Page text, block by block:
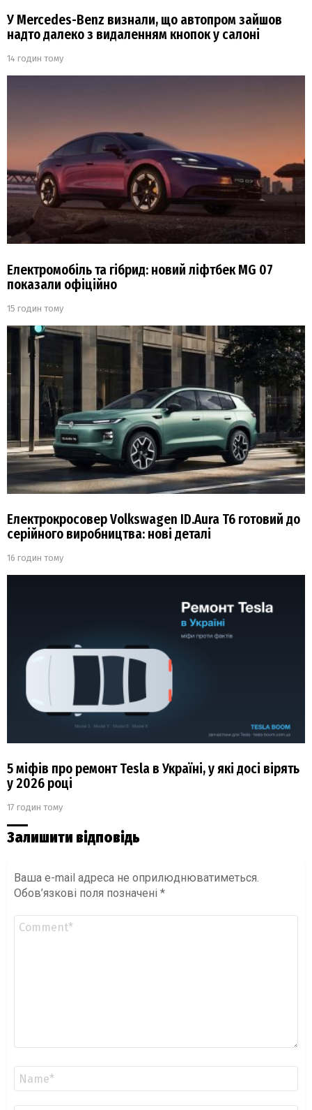
У Mercedes-Benz визнали, що автопром зайшов
надто далеко з видаленням кнопок у салоні
14 годин тому
Електромобіль та гібрид: новий ліфтбек MG 07
показали офіційно
15 годин тому
Електрокросовер Volkswagen ID.Aura T6 готовий до
серійного виробництва: нові деталі
16 годин тому
5 міфів про ремонт Tesla в Україні, у які досі вірять
у 2026 році
17 годин тому
Залишити відповідь
Ваша e-mail адреса не оприлюднюватиметься.
Обов’язкові поля позначені *
Коментар